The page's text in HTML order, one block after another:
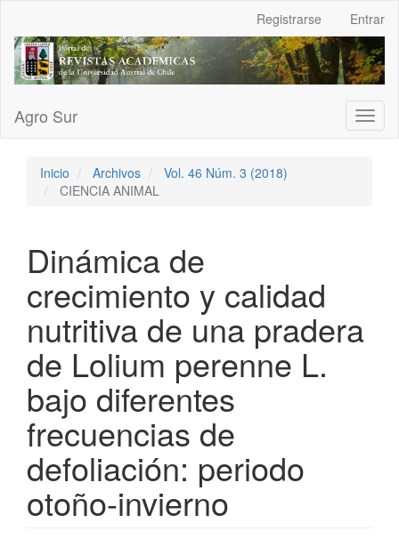
Contenido
principal
Barra
Registrarse Entrar
Agro Sur
Inicio Archivos
Vol. 46 Núm. 3 (2018)
CIENCIA ANIMAL
Dinámica de
crecimiento y calidad
nutritiva de una pradera
de Lolium perenne L.
bajo diferentes
frecuencias de
defoliación: periodo
otoño-invierno